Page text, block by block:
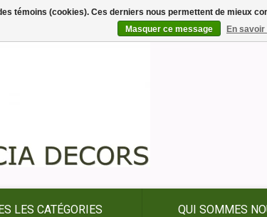
LES CATÉGORIES QUI SOMMES
témoins (cookies). Ces derniers nous permettent de mieux
Masquer ce message
En